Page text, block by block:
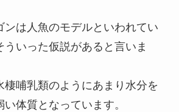
ンは人魚のモデルといわれてい
ういった仮説があると言いま
棲哺乳類のようにあまり水分を
体質となっています。